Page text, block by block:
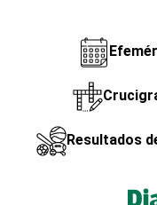
Resultados